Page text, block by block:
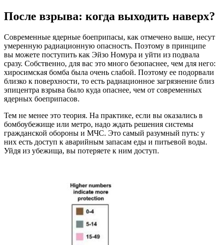
После взрыва: когда выходить наверх?
Современные ядерные боеприпасы, как отмечено выше, несут
умеренную радиационную опасность. Поэтому в принципе
вы можете поступить как Эйзо Номура и уйти из подвала
сразу. Собственно, для вас это много безопаснее, чем для него:
хиросимская бомба была очень слабой. Поэтому ее подорвали
близко к поверхности, то есть радиационное загрязнение близ
эпицентра взрыва было куда опаснее, чем от современных
ядерных боеприпасов.
Тем не менее это теория. На практике, если вы оказались в
бомбоубежище или метро, надо ждать решения системы
гражданской обороны и МЧС. Это самый разумный путь: у
них есть доступ к аварийным запасам еды и питьевой воды.
Уйдя из убежища, вы потеряете к ним доступ.